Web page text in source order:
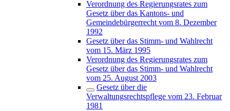
Verordnung des Regierungsrates zum
Gesetz über das Kantons- und
Gemeindebürgerrecht vom 8. Dezember
1992
Gesetz über das Stimm- und Wahlrecht
vom 15. März 1995
Verordnung des Regierungsrates zum
Gesetz über das Stimm- und Wahlrecht
vom 25. August 2003
Gesetz über die
Verwaltungsrechtspflege vom 23. Februar
1981